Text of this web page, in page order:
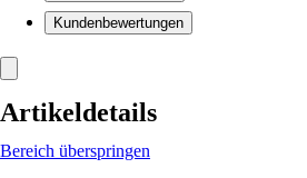
Kundenbewertungen
Artikeldetails
Bereich überspringen